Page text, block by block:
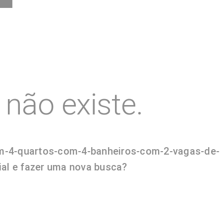
existe.
4-quartos-com-4-banheiros-com-2-vagas-de-
e fazer uma nova busca?